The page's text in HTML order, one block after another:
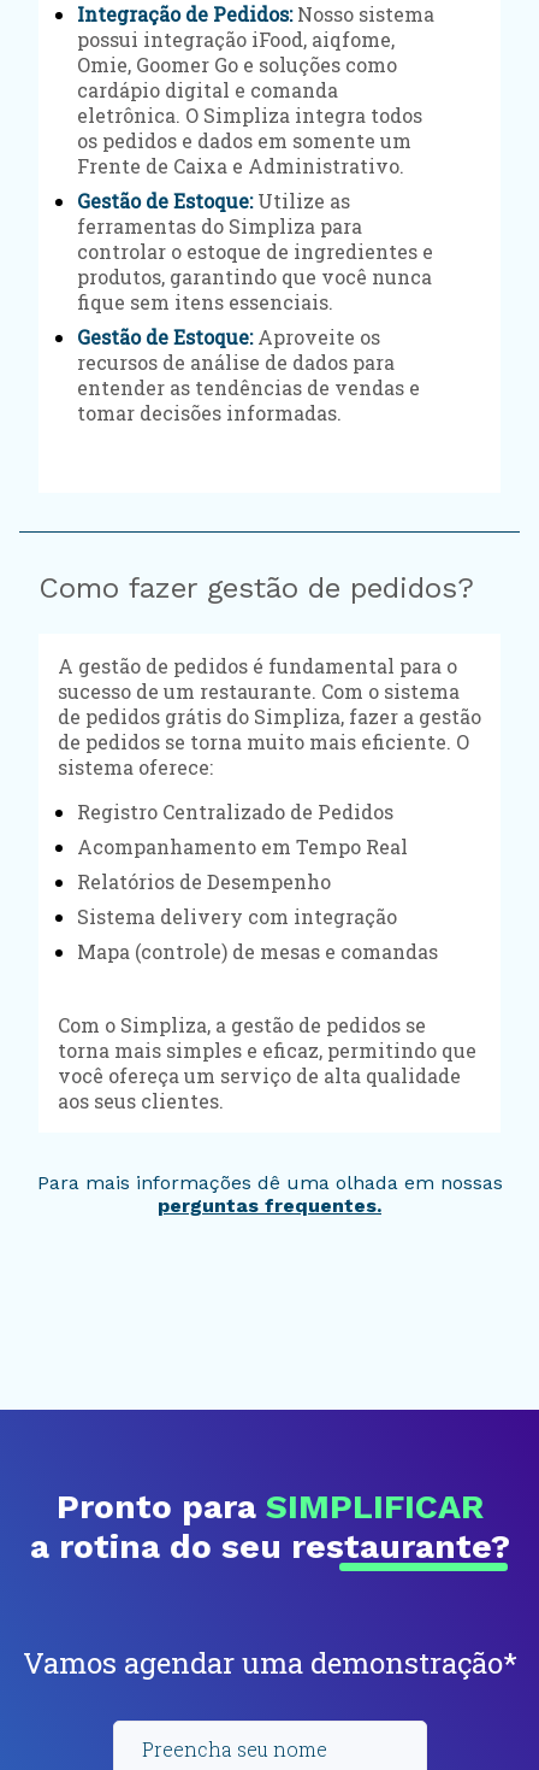
Integração de Pedidos:Nosso sistema
possui integração iFood, aiqfome,
Omie, Goomer Go e soluções como
cardápio digital e comanda
eletrônica. O Simpliza integra todos
os pedidos e dados em somente um
Frente de Caixa e Administrativo.
Gestão de Estoque:Utilize as
ferramentas do Simpliza para
controlar o estoque de ingredientes e
produtos, garantindo que você nunca
fique sem itens essenciais.
Gestão de Estoque:Aproveite os
recursos de análise de dados para
entender as tendências de vendas e
tomar decisões informadas.
Como fazer gestão de pedidos?
A gestão de pedidos é fundamental para o
sucesso de um restaurante. Com o sistema
de pedidos grátis do Simpliza, fazer a gestão
de pedidos se torna muito mais eficiente. O
sistema oferece:
Registro Centralizado de Pedidos
Acompanhamento em Tempo Real
Relatórios de Desempenho
Sistema delivery com integração
Mapa (controle) de mesas e comandas
Com o Simpliza, a gestão de pedidos se
torna mais simples e eficaz, permitindo que
você ofereça um serviço de alta qualidade
aos seus clientes.
Para mais informações dê uma olhada em nossas
perguntas frequentes.
Pronto para SIMPLIFICAR
a rotina do seu restaurante?
Vamos agendar uma demonstração*